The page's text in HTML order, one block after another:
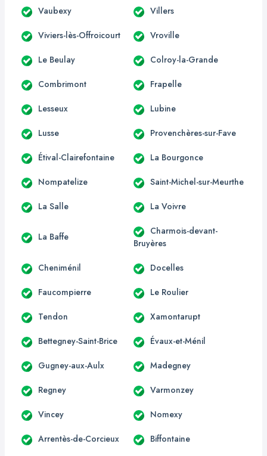
Vaubexy Villers
Viviers-lès-Offroicourt Vroville
Le Beulay Colroy-la-Grande
Combrimont Frapelle
Lesseux Lubine
Lusse Provenchères-sur-Fave
Étival-Clairefontaine La Bourgonce
Nompatelize Saint-Michel-sur-Meurthe
La Salle La Voivre
La Baffe
Charmois-devant-
Bruyères
Cheniménil Docelles
Faucompierre Le Roulier
Tendon Xamontarupt
Bettegney-Saint-Brice Évaux-et-Ménil
Gugney-aux-Aulx Madegney
Regney Varmonzey
Vincey Nomexy
Arrentès-de-Corcieux Biffontaine